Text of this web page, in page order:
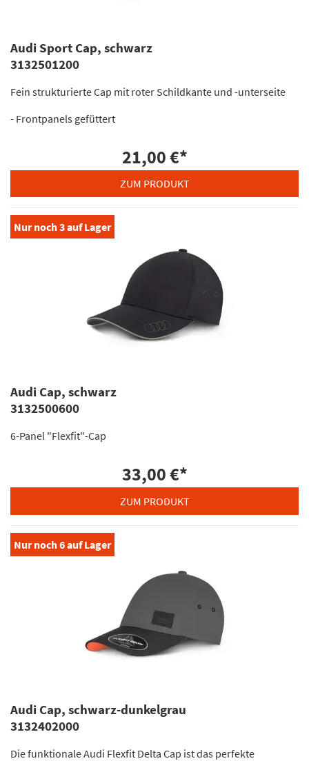
Audi Sport Cap, schwarz
3132501200
Fein strukturierte Cap mit roter Schildkante und -unterseite
- Frontpanels gefüttert
21,00 €*
ZUM PRODUKT
Nur noch3auf Lager
Audi Cap, schwarz
3132500600
6-Panel "Flexfit"-Cap
33,00 €*
ZUM PRODUKT
Nur noch6auf Lager
Audi Cap, schwarz-dunkelgrau
3132402000
Die funktionale Audi Flexfit Delta Cap ist das perfekte